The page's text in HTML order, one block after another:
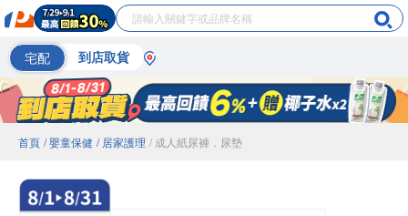
宅配 到店取貨
首頁 / 嬰童保健 / 居家護理 / 成人紙尿褲．尿墊